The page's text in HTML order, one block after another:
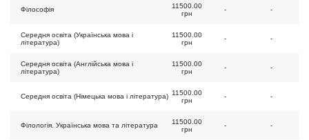
Філософія
11500.00
грн
- -
Середня освіта (Українська мова і
література)
11500.00
грн
- -
Середня освіта (Англійська мова і
література)
11500.00
грн
- -
Середня освіта (Німецька мова і література) 11500.00
грн
- -
Філологія. Українська мова та література
11500.00
грн
- -